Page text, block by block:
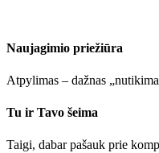
Naujagimio priežiūra
Atpylimas – dažnas
Tu ir Tavo šeima
Taigi, dabar pašauk prie